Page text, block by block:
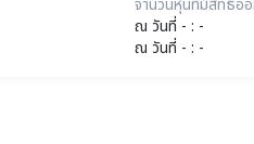
จำนวนหุ้นที่มีสิทธิ์อ
ณ วันที่ - : -
ณ วันที่ - : -